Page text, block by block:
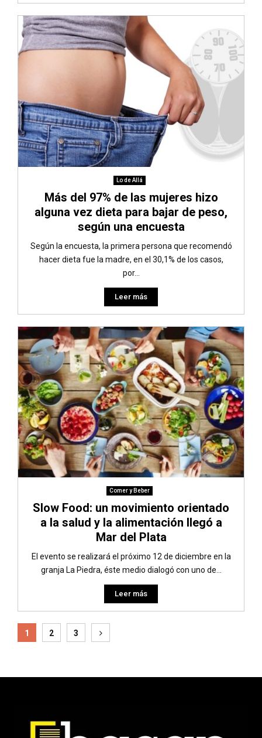
Lo de Allá
Más del 97% de las mujeres hizo
alguna vez dieta para bajar de peso,
según una encuesta
Según la encuesta, la primera persona que recomendó
hacer dieta fue la madre, en el 30,1% de los casos,
por...
Leer más
Comer y Beber
Slow Food: un movimiento orientado
a la salud y la alimentación llegó a
Mar del Plata
El evento se realizará el próximo 12 de diciembre en la
granja La Piedra, éste medio dialogó con uno de...
Leer más
Paginación
entradas
1 2 3